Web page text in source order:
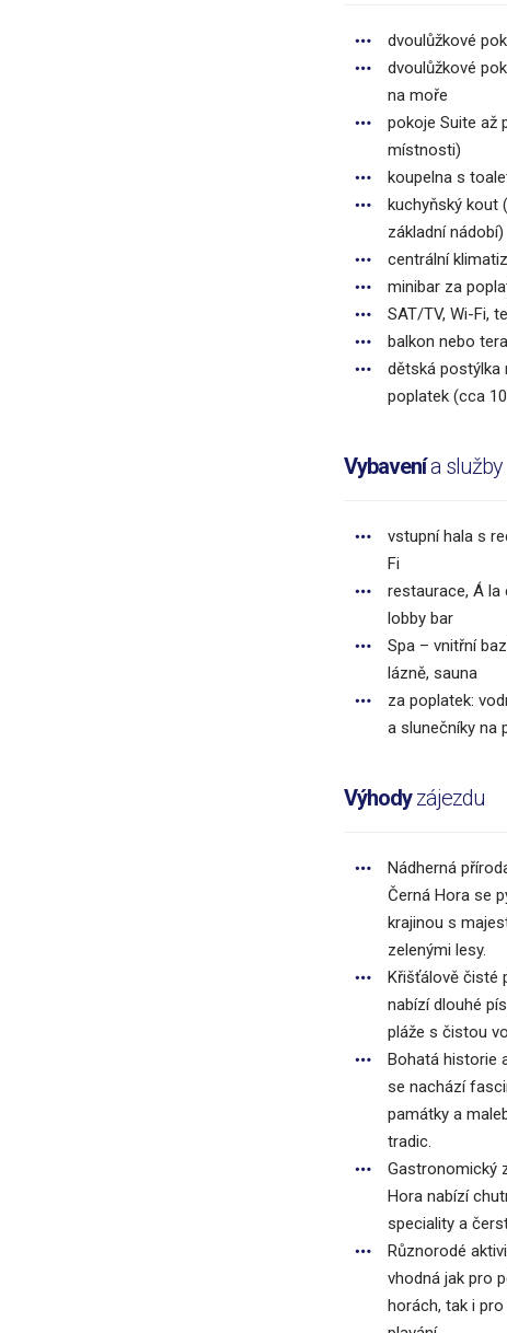
dvoulůžkové
dvoulůžkové
na moře
pokoje Suite až
místnosti)
koupelna s
kuchyňský kout
základní nádobí)
centrální
minibar za
SAT/TV, Wi-Fi,
balkon nebo
dětská postýlka
poplatek (cca
Vybavenía služby
vstupní hala s
Fi
restaurace, Á la
lobby bar
Spa – vnitřní
lázně, sauna
za poplatek:
a slunečníky na
Výhodyzájezdu
Nádherná
Černá Hora se
krajinou s
zelenými lesy.
Křišťálově čisté
nabízí dlouhé
pláže s čistou
Bohatá historie
se nachází
památky a
tradic.
Gastronomický
Hora nabízí
speciality a
Různorodé
vhodná jak pro
horách, tak i